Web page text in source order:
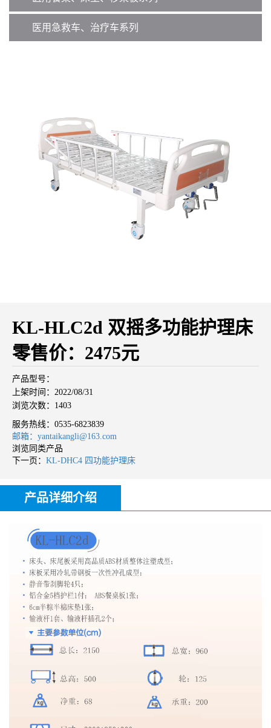
医用急救车、治疗车系列
KL-HLC2d 双摇多功能护理床
零售价：2475元
产品型号：
上架时间：2022/08/31
浏览次数：1403
服务热线： 0535-6823839
邮箱：yantaikangli@163.com
浏览同类产品
下一页： KL-DHC4 四功能护理床
产品详细介绍